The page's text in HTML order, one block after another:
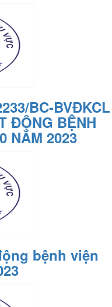
BC-BVĐKCL
ĐỘNG BỆNH
NĂM 2023
bệnh viện